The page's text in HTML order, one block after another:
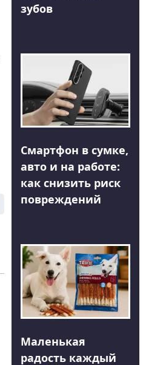
зубов
Смартфон в сумке,
авто и на работе:
как снизить риск
повреждений
Маленькая
радость каждый